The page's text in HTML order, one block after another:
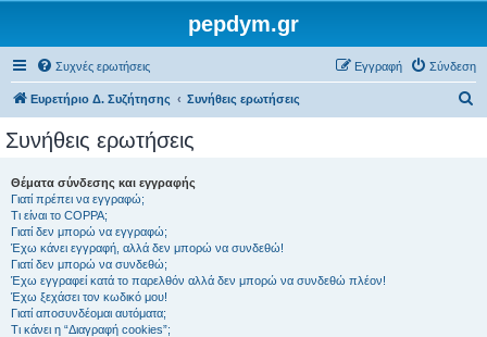
pepdym.gr
Συχνές ερωτήσεις Σύνδεση
Εγγραφή
Ευρετήριο Δ. Συζήτησης Συνήθεις ερωτήσεις
Συνήθεις ερωτήσεις
Θέματα σύνδεσης και εγγραφής
Γιατί πρέπει να εγγραφώ;
Τι είναι το COPPA;
Γιατί δεν μπορώ να εγγραφώ;
Έχω κάνει εγγραφή, αλλά δεν μπορώ να συνδεθώ!
Γιατί δεν μπορώ να συνδεθώ;
Έχω εγγραφεί κατά το παρελθόν αλλά δεν μπορώ να συνδεθώ πλέον!
Έχω ξεχάσει τον κωδικό μου!
Γιατί αποσυνδέομαι αυτόματα;
Τι κάνει η “Διαγραφή cookies”;